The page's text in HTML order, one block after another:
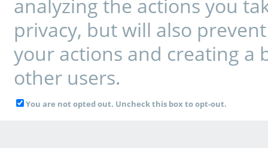
analyzing the actions you
privacy, but will also
your actions and creating a
other users.
You are not opted out. Uncheck this box to opt-out.